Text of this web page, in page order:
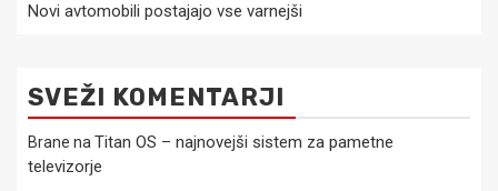
Novi avtomobili postajajo vse varnejši
SVEŽI KOMENTARJI
Brane na Titan OS – najnovejši sistem za pametne
televizorje